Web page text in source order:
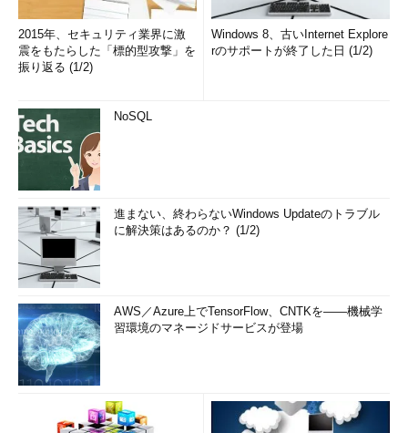
ホストのIPv6アドレス。システム設定でIPv6を有効にしている
場合には表示されていることだろう。静的に生成されたIPv6アド
レスまたはDHCPv6サーバによって割り振られたアドレスが表示
（12）一時IPv6アドレス
通常のIPv6アドレスとは異なり、ネットワークアダプターの
MACアドレスなどから割り出したアドレスではなく、ランダム
に生成したIPv6アドレス。プライバシー保護のためにこちらのア
ドレスを実際の通信に使うように設定されていることもある。
（13）リンクローカルIPv6アドレス
ローカルネットワークでのみ用いる専用のIPv6アドレス。
（14）IPv4アドレス
ホストのIPv4アドレス。プロパティで指定した独自のIPアドレ
スか、DHCP機能によって割り振られたIPアドレスが表示されて
いるはずだ。
2015年、セキュリティ業界に激
震をもたらした「標的型攻撃」を
振り返る (1/2)
Windows 8、古いInternet Explore
rのサポートが終了した日 (1/2)
NoSQL
進まない、終わらないWindows Updateのトラブル
に解決策はあるのか？ (1/2)
AWS／Azure上でTensorFlow、CNTKを――機械学
習環境のマネージドサービスが登場